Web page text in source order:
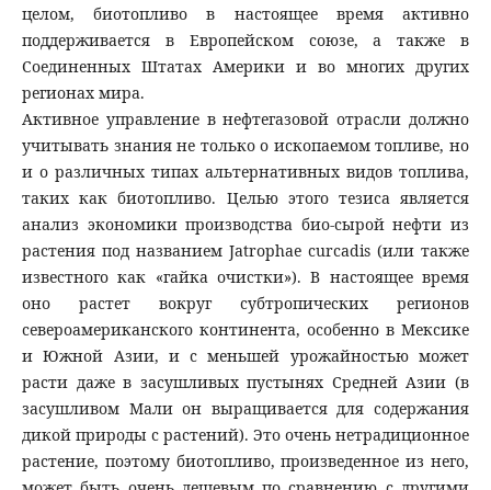
целом, биотопливо в настоящее время активно
поддерживается в Европейском союзе, а также в
Соединенных Штатах Америки и во многих других
регионах мира.
Активное управление в нефтегазовой отрасли должно
учитывать знания не только о ископаемом топливе, но
и о различных типах альтернативных видов топлива,
таких как биотопливо. Целью этого тезиса является
анализ экономики производства био-сырой нефти из
растения под названием Jatrophae curcadis (или также
известного как «гайка очистки»). В настоящее время
оно растет вокруг субтропических регионов
североамериканского континента, особенно в Мексике
и Южной Азии, и с меньшей урожайностью может
расти даже в засушливых пустынях Средней Азии (в
засушливом Мали он выращивается для содержания
дикой природы с растений). Это очень нетрадиционное
растение, поэтому биотопливо, произведенное из него,